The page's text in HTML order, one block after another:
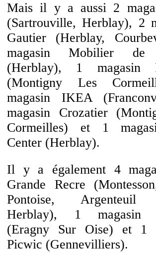
Mais il y a aussi 2
(Sartrouville, Herblay), 2
Gautier (Herblay,
magasin Mobilier de
(Herblay), 1 magasin
(Montigny Les
magasin IKEA
magasin Crozatier
Cormeilles) et 1
Center (Herblay).
Il y a également 4
Grande Recre
Pontoise, Argenteuil
Herblay), 1 magasin
(Eragny Sur Oise) et 1
Picwic (Gennevilliers).